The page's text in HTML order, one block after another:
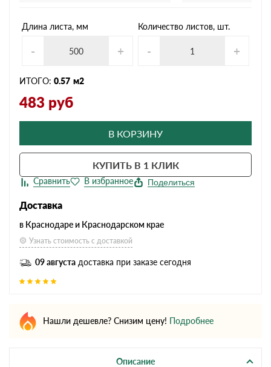
Длина листа, мм
- +
Количество листов, шт.
- +
ИТОГО: 0.57 м2
483 руб
В КОРЗИНУ
КУПИТЬ В 1 КЛИК
Поделиться
Доставка
в Краснодаре и Краснодарском крае
Узнать стоимость с доставкой
09 августа доставка при заказе сегодня
Нашли дешевле? Снизим цену! Подробнее
Описание